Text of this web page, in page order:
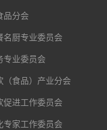
品分会
名厨专业委员会
专业委员会
（食品）产业分会
促进工作委员会
专家工作委员会